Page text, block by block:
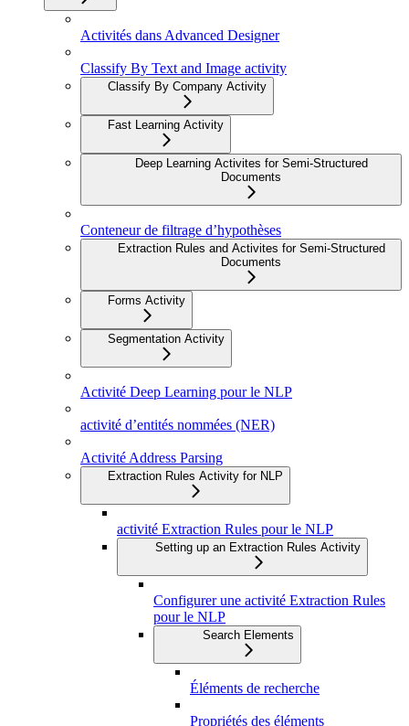
Activités dans Advanced Designer
Classify By Text and Image activity
Classify By Company Activity
Fast Learning Activity
Deep Learning Activites for Semi-Structured
Documents
Conteneur de filtrage d’hypothèses
Extraction Rules and Activites for Semi-Structured
Documents
Forms Activity
Segmentation Activity
Activité Deep Learning pour le NLP
activité d’entités nommées (NER)
Activité Address Parsing
Extraction Rules Activity for NLP
activité Extraction Rules pour le NLP
Setting up an Extraction Rules Activity
Configurer une activité Extraction Rules
pour le NLP
Search Elements
Éléments de recherche
Propriétés des éléments